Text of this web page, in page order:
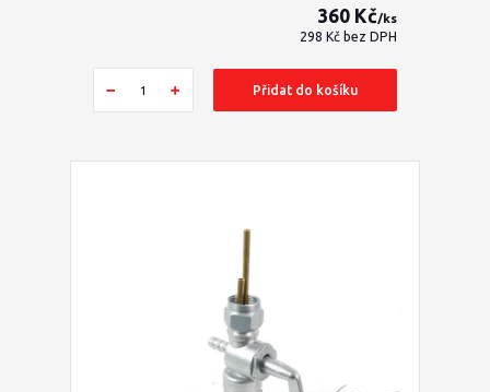
360 Kč/ks
298 Kč bez DPH
Přidat do košíku